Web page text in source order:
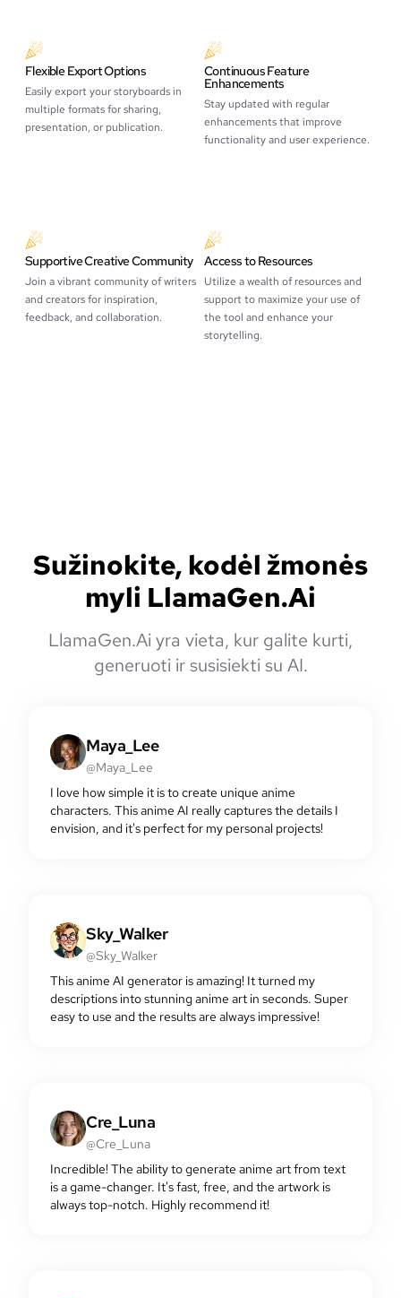
Flexible Export Options
Easily export your storyboards in
multiple formats for sharing,
presentation, or publication.
Continuous Feature
Enhancements
Stay updated with regular
enhancements that improve
functionality and user experience.
Supportive Creative Community
Join a vibrant community of writers
and creators for inspiration,
feedback, and collaboration.
Access to Resources
Utilize a wealth of resources and
support to maximize your use of
the tool and enhance your
storytelling.
Sužinokite, kodėl žmonės
myli LlamaGen.Ai
LlamaGen.Ai yra vieta, kur galite kurti,
generuoti ir susisiekti su AI.
Maya_Lee
@Maya_Lee
I love how simple it is to create unique anime
characters. This anime AI really captures the details I
envision, and it's perfect for my personal projects!
Sky_Walker
@Sky_Walker
This anime AI generator is amazing! It turned my
descriptions into stunning anime art in seconds. Super
easy to use and the results are always impressive!
Cre_Luna
@Cre_Luna
Incredible! The ability to generate anime art from text
is a game-changer. It's fast, free, and the artwork is
always top-notch. Highly recommend it!